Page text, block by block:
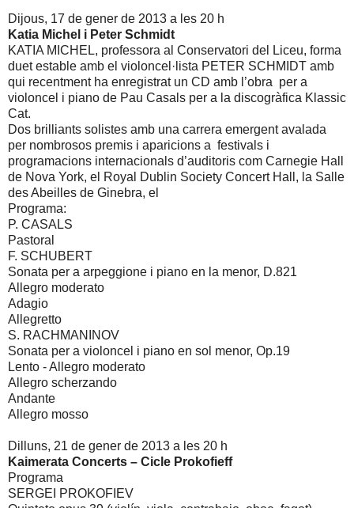
Dijous, 17 de gener de 2013 a les 20 h
Katia Michel i Peter Schmidt
KATIA MICHEL, professora al Conservatori del Liceu, forma
duet estable amb el violoncel·lista PETER SCHMIDT amb
qui recentment ha enregistrat un CD amb l’obra per a
violoncel i piano de Pau Casals per a la discogràfica Klassic
Cat.
Dos brilliants solistes amb una carrera emergent avalada
per nombrosos premis i aparicions a festivals i
programacions internacionals d’auditoris com Carnegie Hall
de Nova York, el Royal Dublin Society Concert Hall, la Salle
des Abeilles de Ginebra, el
Programa:
P. CASALS
Pastoral
F. SCHUBERT
Sonata per a arpeggione i piano en la menor, D.821
Allegro moderato
Adagio
Allegretto
S. RACHMANINOV
Sonata per a violoncel i piano en sol menor, Op.19
Lento - Allegro moderato
Allegro scherzando
Andante
Allegro mosso
Dilluns, 21 de gener de 2013 a les 20 h
Kaimerata Concerts – Cicle Prokofieff
Programa
SERGEI PROKOFIEV